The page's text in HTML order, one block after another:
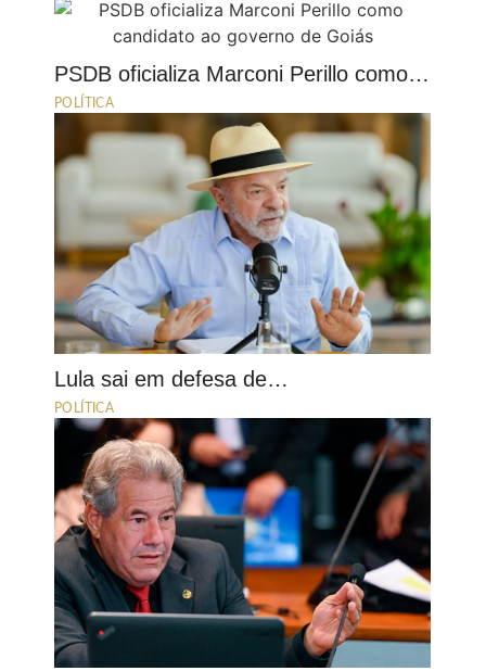
PSDB oficializa Marconi Perillo como…
POLÍTICA
Lula sai em defesa de…
POLÍTICA